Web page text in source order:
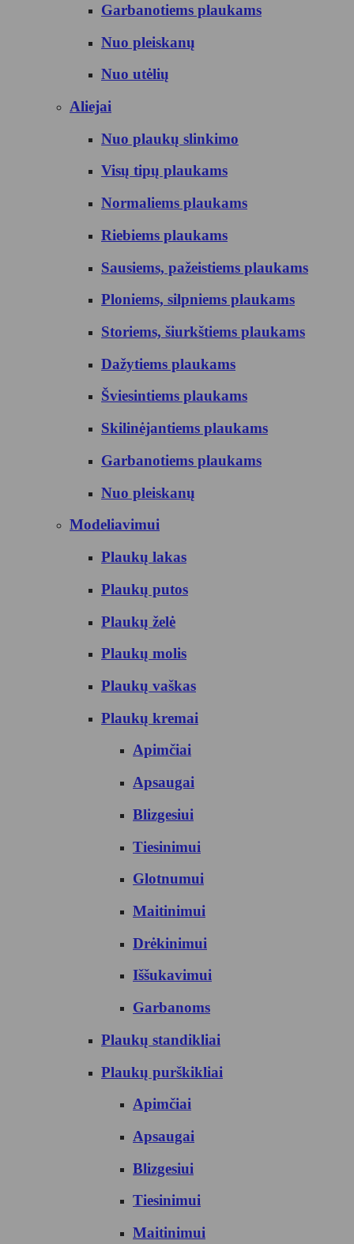
Garbanotiems plaukams
Nuo pleiskanų
Nuo utėlių
Aliejai
Nuo plaukų slinkimo
Visų tipų plaukams
Normaliems plaukams
Riebiems plaukams
Sausiems, pažeistiems plaukams
Ploniems, silpniems plaukams
Storiems, šiurkštiems plaukams
Dažytiems plaukams
Šviesintiems plaukams
Skilinėjantiems plaukams
Garbanotiems plaukams
Nuo pleiskanų
Modeliavimui
Plaukų lakas
Plaukų putos
Plaukų želė
Plaukų molis
Plaukų vaškas
Plaukų kremai
Apimčiai
Apsaugai
Blizgesiui
Tiesinimui
Glotnumui
Maitinimui
Drėkinimui
Iššukavimui
Garbanoms
Plaukų standikliai
Plaukų purškikliai
Apimčiai
Apsaugai
Blizgesiui
Tiesinimui
Maitinimui